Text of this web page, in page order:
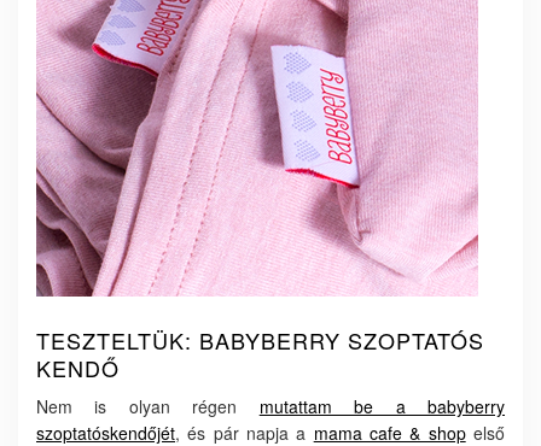
TESZTELTÜK: BABYBERRY SZOPTATÓS
KENDŐ
Nem is olyan régen mutattam be a babyberry
szoptatóskendőjét, és pár napja a mama cafe & shopelső